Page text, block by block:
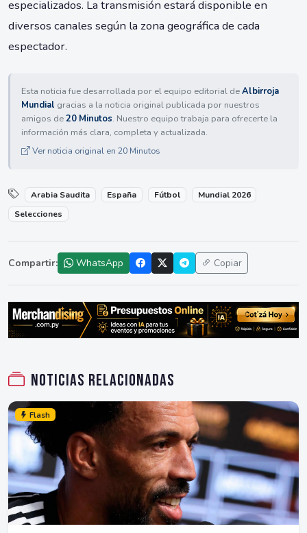
especializados. La transmisión estará disponible en
diversos canales según la zona geográfica de cada
espectador.
Esta noticia fue desarrollada por el equipo editorial deAlbirroja
Mundial gracias a la noticia original publicada por nuestros
amigos de20 Minutos. Nuestro equipo trabaja para ofrecerte la
información más clara, completa y actualizada.
Ver noticia original en 20 Minutos
Arabia Saudita España Fútbol
Mundial 2026
Selecciones
Compartir: WhatsApp Copiar
Noticias relacionadas
Flash